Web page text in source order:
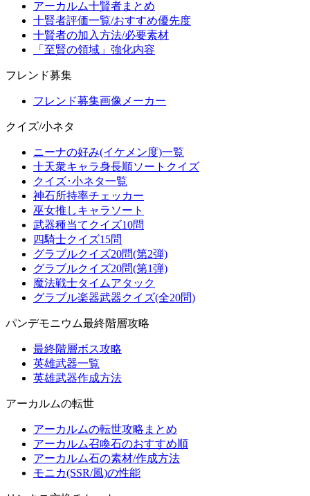
アーカルム十賢者まとめ
十賢者評価一覧/おすすめ優先度
十賢者の加入方法/必要素材
「至賢の領域」強化内容
フレンド募集
フレンド募集画像メーカー
クイズ/小ネタ
ニーナの好み(イケメン度)一覧
十天衆キャラ身長順ソートクイズ
クイズ･小ネタ一覧
神石所持率チェッカー
巫女推しキャラソート
武器種当てクイズ10問
四騎士クイズ15問
グラブルクイズ20問(第2弾)
グラブルクイズ20問(第1弾)
魔法戦士タイムアタック
グラブル楽器武器クイズ(全20問)
パンデモニウム最終階層攻略
最終階層ボス攻略
英雄武器一覧
英雄武器作成方法
アーカルムの転世
アーカルムの転世攻略まとめ
アーカルム召喚石のおすすめ順
アーカルム石の素材/作成方法
モニカ(SSR/風)の性能